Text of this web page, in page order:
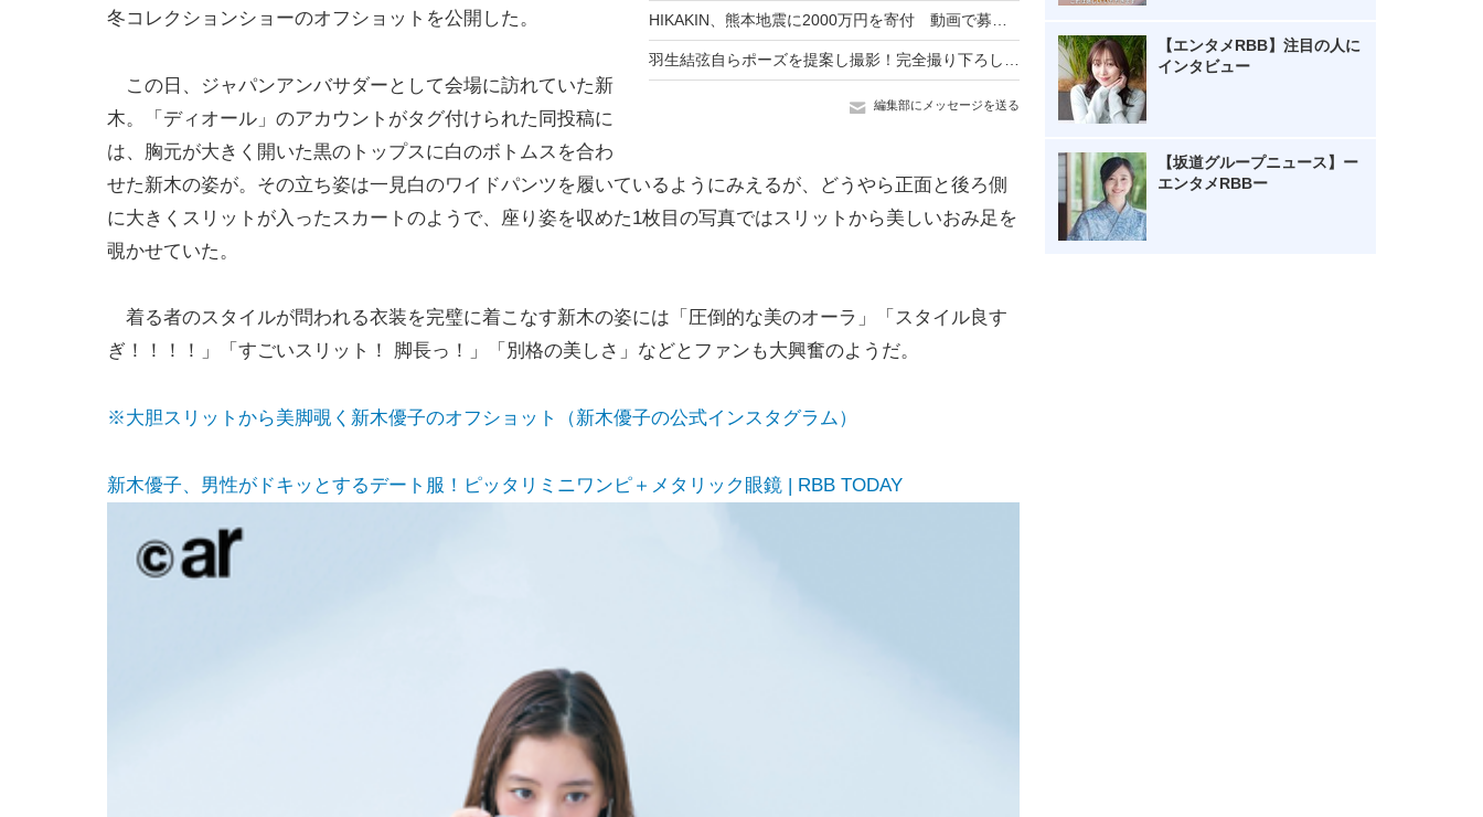
編集部にメッセージを送る
冬コレクションショーのオフショットを公開した。
この日、ジャパンアンバサダーとして会場に訪れていた新
木。「ディオール」のアカウントがタグ付けられた同投稿に
は、胸元が大きく開いた黒のトップスに白のボトムスを合わ
せた新木の姿が。その立ち姿は一見白のワイドパンツを履いているようにみえるが、どうやら正面と後ろ側
に大きくスリットが入ったスカートのようで、座り姿を収めた1枚目の写真ではスリットから美しいおみ足を
覗かせていた。
着る者のスタイルが問われる衣装を完璧に着こなす新木の姿には「圧倒的な美のオーラ」「スタイル良す
ぎ！！！！」「すごいスリット！ 脚長っ！」「別格の美しさ」などとファンも大興奮のようだ。
※大胆スリットから美脚覗く新木優子のオフショット（新木優子の公式インスタグラム）
新木優子、男性がドキッとするデート服！ピッタリミニワンピ＋メタリック眼鏡 | RBB TODAY
【エンタメRBB】注目の人に
インタビュー
【坂道グループニュース】ー
エンタメRBBー